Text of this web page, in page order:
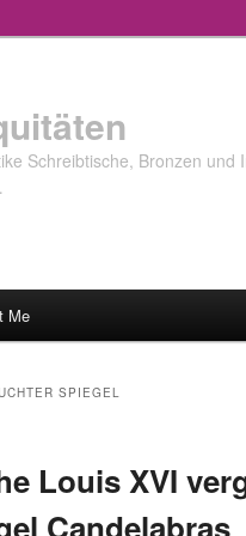
Schreibtische, Bronzen und
Me
SPIEGEL
Louis XVI